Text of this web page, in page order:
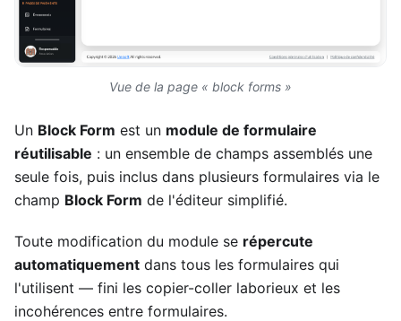
Vue de la page « block forms »
Un Block Form est un module de formulaire
réutilisable : un ensemble de champs assemblés une
seule fois, puis inclus dans plusieurs formulaires via le
champ Block Form de l'éditeur simplifié.
Toute modification du module se répercute
automatiquement dans tous les formulaires qui
l'utilisent — fini les copier-coller laborieux et les
incohérences entre formulaires.